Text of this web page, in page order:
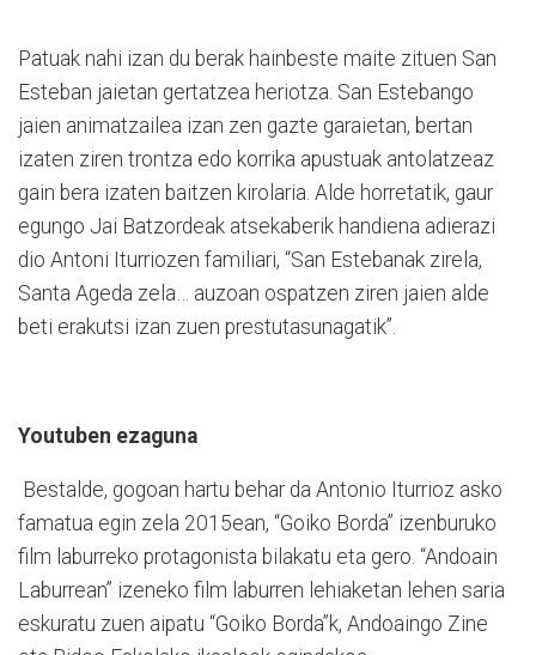
Patuak nahi izan du berak hainbeste maite zituen San
Esteban jaietan gertatzea heriotza. San Estebango
jaien animatzailea izan zen gazte garaietan, bertan
izaten ziren trontza edo korrika apustuak antolatzeaz
gain bera izaten baitzen kirolaria. Alde horretatik, gaur
egungo Jai Batzordeak atsekaberik handiena adierazi
dio Antoni Iturriozen familiari, “San Estebanak zirela,
Santa Ageda zela… auzoan ospatzen ziren jaien alde
beti erakutsi izan zuen prestutasunagatik”.
Youtuben ezaguna
Bestalde, gogoan hartu behar da Antonio Iturrioz asko
famatua egin zela 2015ean, “Goiko Borda” izenburuko
film laburreko protagonista bilakatu eta gero. “Andoain
Laburrean” izeneko film laburren lehiaketan lehen saria
eskuratu zuen aipatu “Goiko Borda”k, Andoaingo Zine